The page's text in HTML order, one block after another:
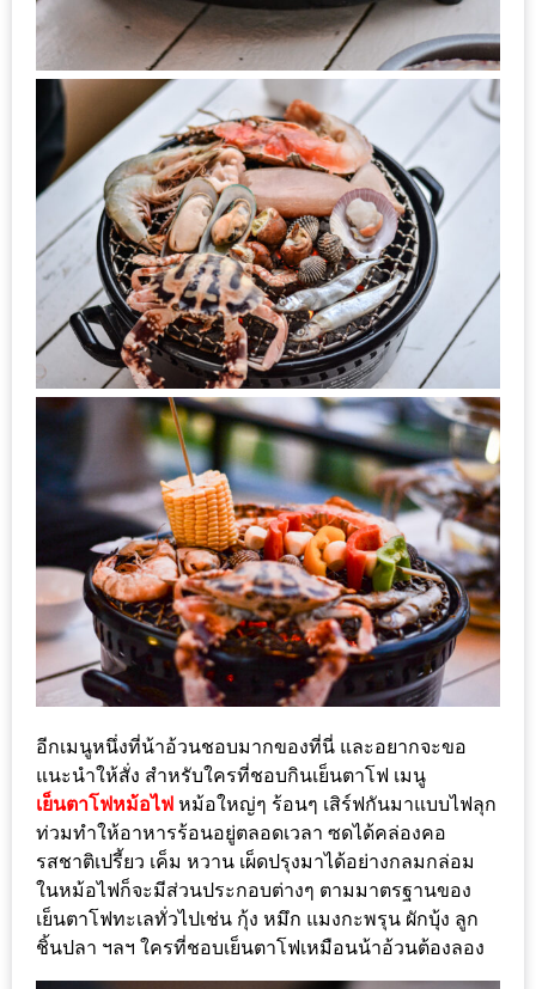
ที่
งาน
LEO
PRESENTS
PINGFAI
FESTIVAL
3
อาหาร
ญี่ปุ่น
ระดับ
พรีเมียม
พร้อม
เนื้อ
หมู
ดำ
คู
โร
บูต
ะ
สุด
เด็ด
ที่
AIKO
(THE
UP,
RAMA
3)
อีกเมนูหนึ่งที่น้าอ้วนชอบมากของที่นี่ และอยากจะขอ
แนะนำให้สั่ง สำหรับใครที่ชอบกินเย็นตาโฟ เมนู
เย็นตาโฟหม้อไฟ หม้อใหญ่ๆ ร้อนๆ เสิร์ฟกันมาแบบไฟลุก
ท่วมทำให้อาหารร้อนอยู่ตลอดเวลา ซดได้คล่องคอ
รสชาติเปรี้ยว เค็ม หวาน เผ็ดปรุงมาได้อย่างกลมกล่อม
ในหม้อไฟก็จะมีส่วนประกอบต่างๆ ตามมาตรฐานของ
เย็นตาโฟทะเลทั่วไปเช่น กุ้ง หมึก แมงกะพรุน ผักบุ้ง ลูก
ชิ้นปลา ฯลฯ ใครที่ชอบเย็นตาโฟเหมือนน้าอ้วนต้องลอง